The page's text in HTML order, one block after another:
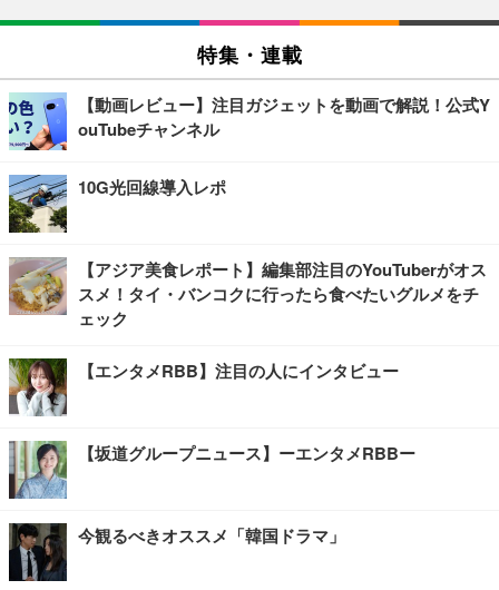
特集・連載
【動画レビュー】注目ガジェットを動画で解説！公式Y
ouTubeチャンネル
10G光回線導入レポ
【アジア美食レポート】編集部注目のYouTuberがオス
スメ！タイ・バンコクに行ったら食べたいグルメをチ
ェック
【エンタメRBB】注目の人にインタビュー
【坂道グループニュース】ーエンタメRBBー
今観るべきオススメ「韓国ドラマ」